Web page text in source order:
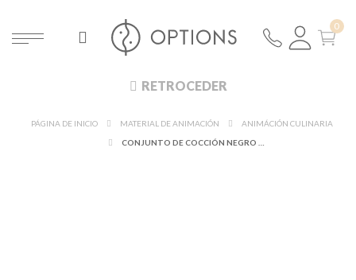
RETROCEDER
PÁGINA DE INICIO MATERIAL DE ANIMACIÓN
ANIMÁCIÓN CULINARIA